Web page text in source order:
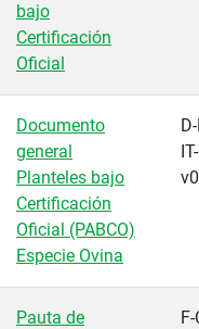
bajo
Certificación
Oficial
Documento
general
Planteles bajo
Certificación
Oficial (PABCO)
Especie Ovina
Pauta de
F-